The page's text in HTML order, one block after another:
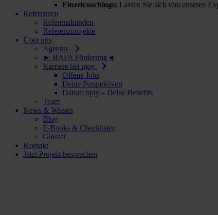
Einzelcoachings: Lassen Sie sich von unseren
Referenzen
Referenzkunden
Referenzprojekte
Über uns
Agentur
► BAFA Förderung◄
Karriere bei njoy
Offene Jobs
Deine Perspektiven
Darum njoy – Deine Benefits
Team
News & Wissen
Blog
E-Books & Checklisten
Glossar
Kontakt
Jetzt Projekt besprechen